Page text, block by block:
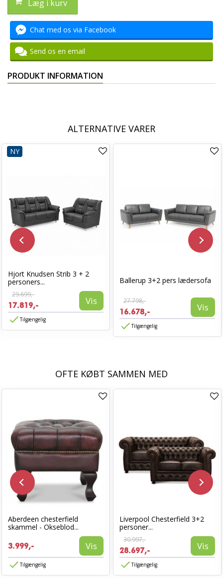
Læg i kurv
Chat med os via Facebook
Send os en email
PRODUKT INFORMATION
ALTERNATIVE VARER
NY
Hjort Knudsen Strib 3 + 2
personers...
29.699,-
17.819,- Vis
Tilgængelig
Ballerup 3+2 pers lædersofa
27.798,-
16.678,- Vis
Tilgængelig
OFTE KØBT SAMMEN MED
Aberdeen chesterfield
skammel - Okseblod...
3.999,- Vis
Tilgængelig
Liverpool Chesterfield 3+2
personer...
30.997,-
28.697,- Vis
Tilgængelig